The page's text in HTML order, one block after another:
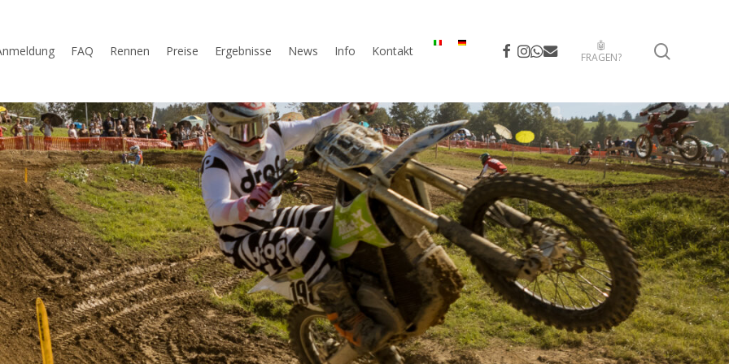
FAQ Rennen Preise Ergebnisse News Info Kontakt facebook
instagram
whatsapp
email
🤖
FRAGEN?